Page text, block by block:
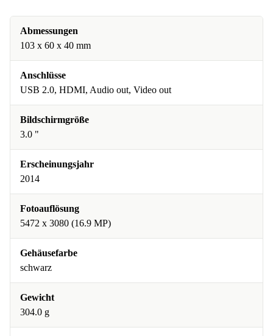
Abmessungen
103 x 60 x 40 mm
Anschlüsse
USB 2.0, HDMI, Audio out, Video out
Bildschirmgröße
3.0 "
Erscheinungsjahr
2014
Fotoauflösung
5472 x 3080 (16.9 MP)
Gehäusefarbe
schwarz
Gewicht
304.0 g